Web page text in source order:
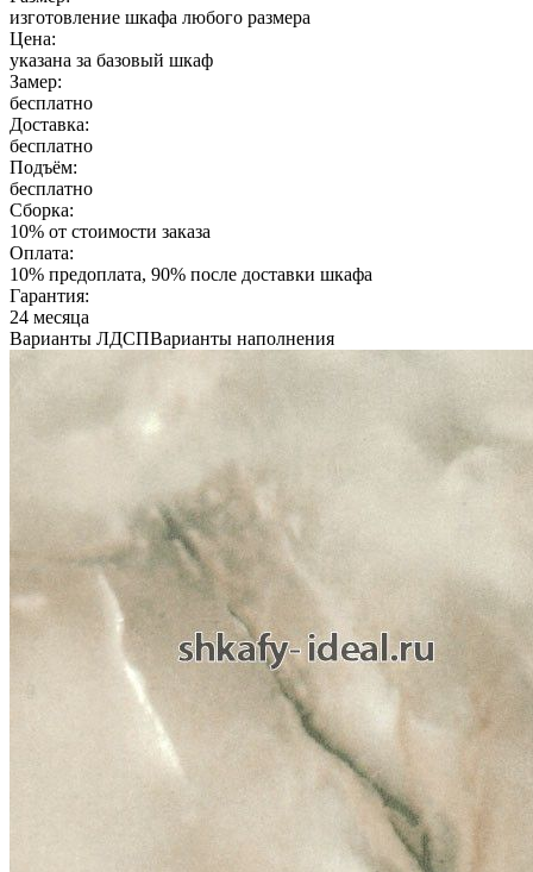
изготовление шкафа любого размера
Цена:
указана за базовый шкаф
Замер:
бесплатно
Доставка:
бесплатно
Подъём:
бесплатно
Сборка:
10% от стоимости заказа
Оплата:
10% предоплата, 90% после доставки шкафа
Гарантия:
24 месяца
Варианты ЛДСПВарианты наполнения